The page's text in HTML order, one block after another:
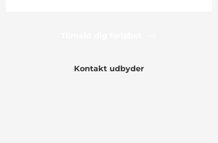
Kontakt udbyder